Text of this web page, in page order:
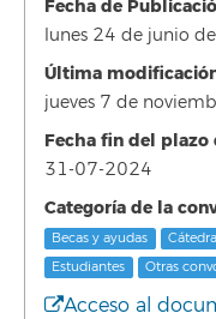
Fecha de
lunes 24 de junio
Última
jueves 7 de
Fecha fin del plazo
31-07-2024
Categoría de la
Becas y ayudas
Estudiantes
Otras
Acceso al